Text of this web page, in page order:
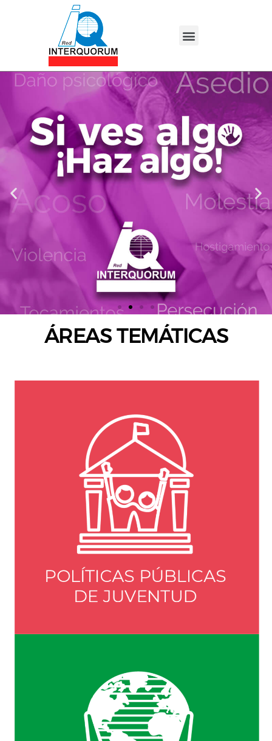
ÁREAS TEMÁTICAS